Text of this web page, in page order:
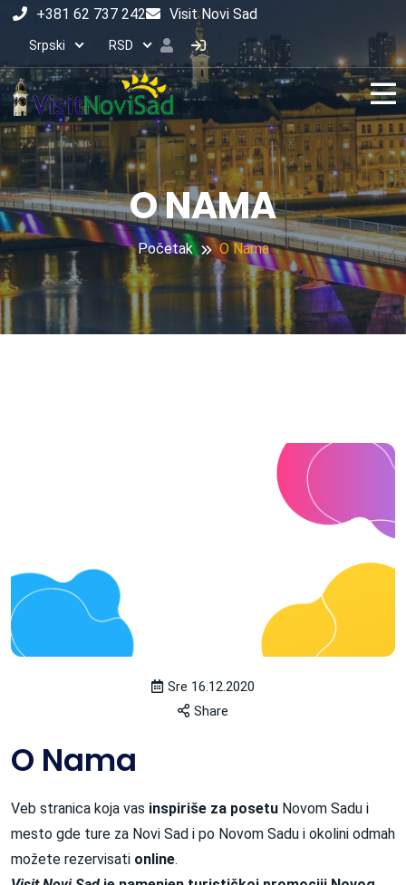
+381 62 737 242 Visit Novi Sad
Srpski RSD
O NAMA
Početak O Nama
Sre 16.12.2020
Share
O Nama
Veb stranica koja vas inspiriše za posetu Novom Sadu i
mesto gde ture za Novi Sad i po Novom Sadu i okolini odmah
možete rezervisati online.